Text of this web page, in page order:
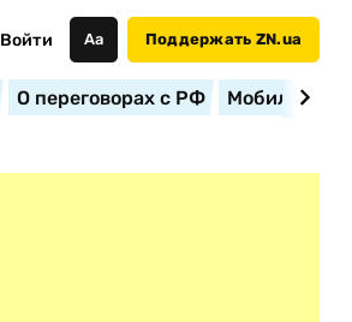
Войти Аа Поддержать ZN.ua
О переговорах с РФ